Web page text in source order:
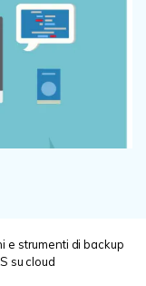
e strumenti di backup
su cloud